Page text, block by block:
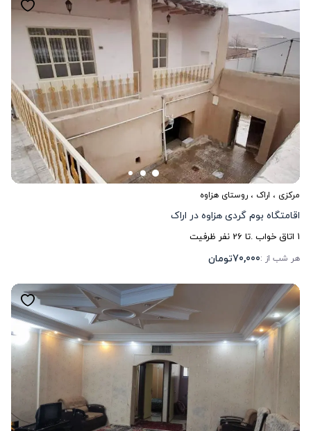
مرکزی ، اراک ، روستای هزاوه
اقامتگاه بوم گردی هزاوه در اراک
1 اتاق خواب .تا 26 نفر ظرفیت
هر شب از :70,000تومان